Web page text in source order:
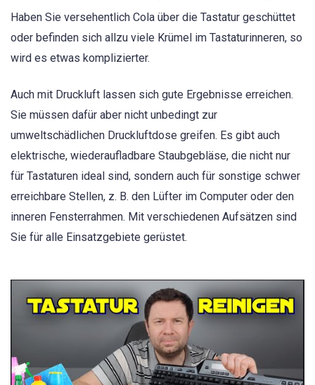
Haben Sie versehentlich Cola über die Tastatur geschüttet
oder befinden sich allzu viele Krümel im Tastaturinneren, so
wird es etwas komplizierter.
Auch mit Druckluft lassen sich gute Ergebnisse erreichen.
Sie müssen dafür aber nicht unbedingt zur
umweltschädlichen Druckluftdose greifen. Es gibt auch
elektrische, wiederaufladbare Staubgebläse, die nicht nur
für Tastaturen ideal sind, sondern auch für sonstige schwer
erreichbare Stellen, z. B. den Lüfter im Computer oder den
inneren Fensterrahmen. Mit verschiedenen Aufsätzen sind
Sie für alle Einsatzgebiete gerüstet.